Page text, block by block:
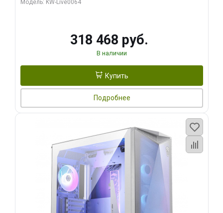
Модель: KW-Live0064
318 468 руб.
В наличии
Купить
Подробнее